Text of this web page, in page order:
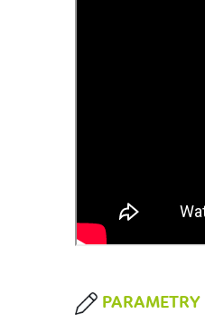
PARAMETRY